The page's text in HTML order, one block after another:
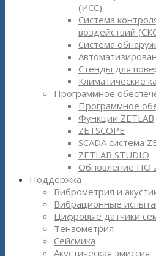
(ИСС)
Система
воздействий
Система
Стенды для
Климатические
Программное
Программное
Функции ZETLAB
ZETSCOPE
SCADA система
ZETLAB STUDIO
Обновление ПО
Поддержка
Виброметрия и
Вибрационные
Цифровые датчики
Тензометрия
Сейсмика
Акустическая эмиссия